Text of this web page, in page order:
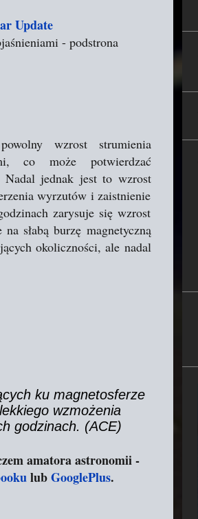
Update
- podstrona
wzrost strumienia
co może potwierdzać
jednak jest to wzrost
wyrzutów i zaistnienie
zarysuje się wzrost
słabą burzę magnetyczną
okoliczności, ale nadal
ku magnetosferze
wzmożenia
godzinach. (ACE)
amatora astronomii -
lubGooglePlus.